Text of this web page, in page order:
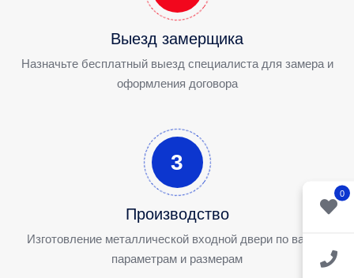
0
Выезд замерщика
Назначьте бесплатный выезд специалиста для замера и
оформления договора
3
Производство
Изготовление металлической входной двери по вашим
параметрам и размерам